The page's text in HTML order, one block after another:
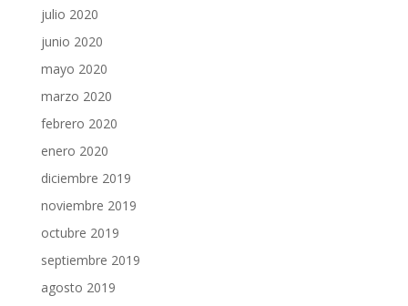
julio 2020
junio 2020
mayo 2020
marzo 2020
febrero 2020
enero 2020
diciembre 2019
noviembre 2019
octubre 2019
septiembre 2019
agosto 2019